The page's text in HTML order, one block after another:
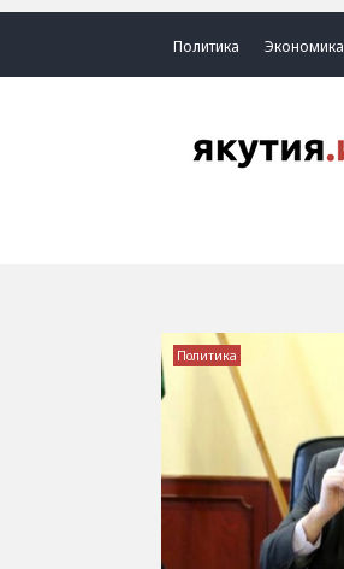
Политика Экономика
Политика